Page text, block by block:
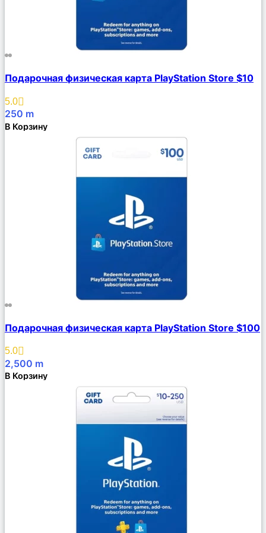
Описание
Избранное
Подарочная физическая карта PlayStation Store $10
5.0
250 m
В Корзину
Описание
Избранное
Подарочная физическая карта PlayStation Store $100
5.0
2,500 m
В Корзину